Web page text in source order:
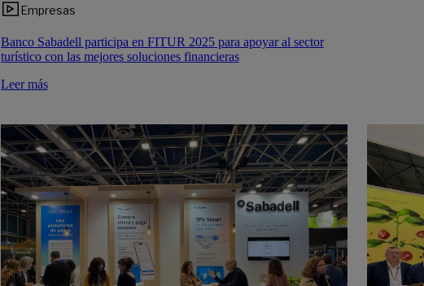
Empresas
Banco Sabadell participa en FITUR 2025 para apoyar al sector
turístico con las mejores soluciones financieras
Leer más